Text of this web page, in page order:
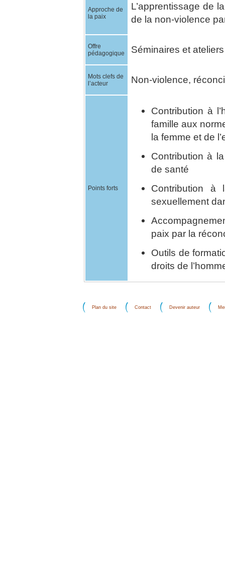
Approche de
la paix
L’apprentissage de
de la non-violence
Offre
pédagogique
Séminaires et
Mots clefs de
l’acteur
Non-violence,
Points forts
Contribution à
famille aux
la femme et de
Contribution à
de santé
Contribution à
sexuellement
paix par la
Outils de
droits de
Plan du site Contact Devenir auteur